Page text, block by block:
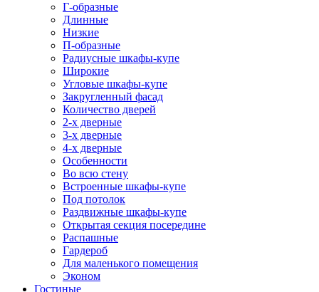
Г-образные
Длинные
Низкие
П-образные
Радиусные шкафы-купе
Широкие
Угловые шкафы-купе
Закругленный фасад
Количество дверей
2-х дверные
3-х дверные
4-х дверные
Особенности
Во всю стену
Встроенные шкафы-купе
Под потолок
Раздвижные шкафы-купе
Открытая секция посередине
Распашные
Гардероб
Для маленького помещения
Эконом
Гостиные